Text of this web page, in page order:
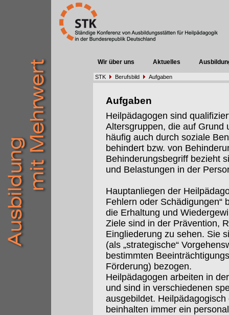
Wir über uns Aktuelles
STK Berufsbild Aufgaben
Aufgaben
Heilpädagogen sind
Altersgruppen, die auf Grund
häufig auch durch soziale
behindert bzw. von
Behinderungsbegriff bezieht
und Belastungen in der
Hauptanliegen der
Fehlern oder Schädigungen“
die Erhaltung und
Ziele sind in der Prävention,
Eingliederung zu sehen. Sie
(als „strategische“
bestimmten
Förderung) bezogen.
Heilpädagogen arbeiten in
und sind in verschiedenen
ausgebildet.
beinhalten immer ein